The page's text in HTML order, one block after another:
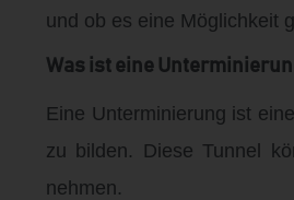
und ob es eine Möglichkeit
Was ist eine
Eine Unterminierung ist
zu bilden. Diese Tunnel
nehmen.